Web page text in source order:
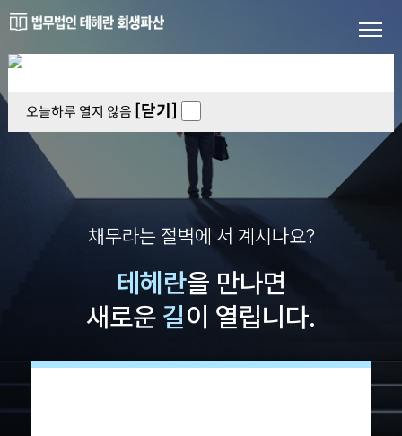
오늘하루 열지 않음 [닫기]
채무라는 절벽에 서 계시나요?
테헤란을 만나면
새로운 길이 열립니다.